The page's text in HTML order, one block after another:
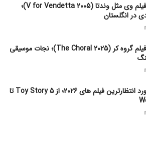
پیشنهاد فیلم وی مثل وندتا (V for Vendetta 2005)؛
در انگلستان
پیشنهاد فیلم گروه کر (The Choral 2025)؛ نجات موسیقی
لیست مورد انتظارترین فیلم های 2026؛ از Toy Story 5 تا